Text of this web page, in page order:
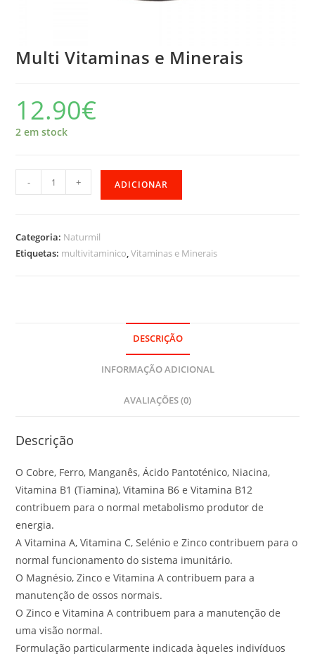
Multi Vitaminas e Minerais
12.90€
2 em stock
Quantidade
de
Vitaminas
e
- + ADICIONAR
Categoria: Naturmil
Etiquetas: multivitaminico,Vitaminas e Minerais
DESCRIÇÃO
INFORMAÇÃO ADICIONAL
AVALIAÇÕES (0)
Descrição
O Cobre, Ferro, Manganês, Ácido Pantoténico, Niacina,
Vitamina B1 (Tiamina), Vitamina B6 e Vitamina B12
contribuem para o normal metabolismo produtor de
energia.
A Vitamina A, Vitamina C, Selénio e Zinco contribuem para o
normal funcionamento do sistema imunitário.
O Magnésio, Zinco e Vitamina A contribuem para a
manutenção de ossos normais.
O Zinco e Vitamina A contribuem para a manutenção de
uma visão normal.
Formulação particularmente indicada àqueles indivíduos